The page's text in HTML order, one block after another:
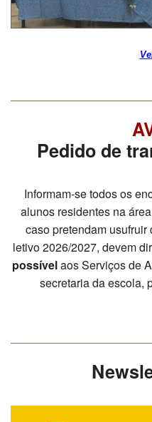
ALUNOS
Pedido de
Informam-se todos os
alunos residentes na
caso pretendam
letivo 2026/2027, devem
possívelaos Serviços de
secretaria da escola,